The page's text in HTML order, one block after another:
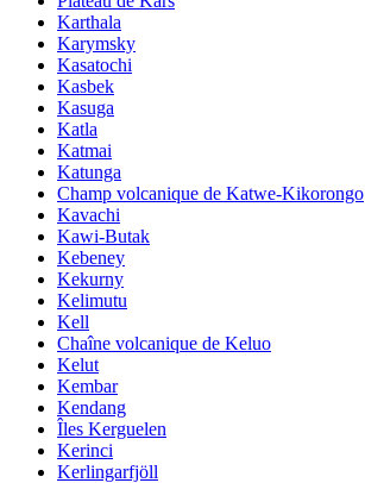
Karthala
Karymsky
Kasatochi
Kasbek
Kasuga
Katla
Katmai
Katunga
Champ volcanique de Katwe-Kikorongo
Kavachi
Kawi-Butak
Kebeney
Kekurny
Kelimutu
Kell
Chaîne volcanique de Keluo
Kelut
Kembar
Kendang
Îles Kerguelen
Kerinci
Kerlingarfjöll